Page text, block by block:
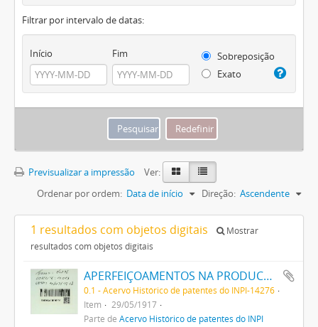
Filtrar por intervalo de datas:
Início Fim
Sobreposição
Exato
Previsualizar a impressão
Ver:
Ordenar por ordem: Data de início Direção: Ascendente
1 resultados com objetos digitais
Mostrar
resultados com objetos digitais
APERFEIÇOAMENTOS NA PRODUCÇÃO DE TINTAS OU CORES
0.1 - Acervo Histórico de patentes do INPI-14276
Item
29/05/1917
Parte de Acervo Histórico de patentes do INPI